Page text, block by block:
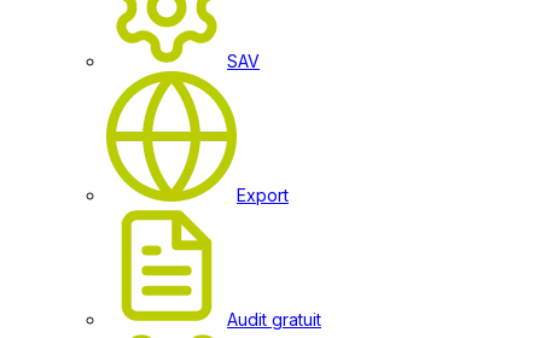
SAV
Export
Audit gratuit